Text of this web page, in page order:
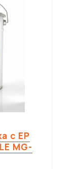
с EP
MG-